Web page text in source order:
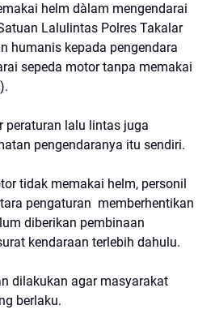
helm dàlam mengendarai
Lalulintas Polres Takalar
humanis kepada pengendara
sepeda motor tanpa memakai
peraturan lalu lintas juga
pengendaranya itu sendiri.
tidak memakai helm, personil
pengaturan memberhentikan
diberikan pembinaan
kendaraan terlebih dahulu.
dilakukan agar masyarakat
berlaku.